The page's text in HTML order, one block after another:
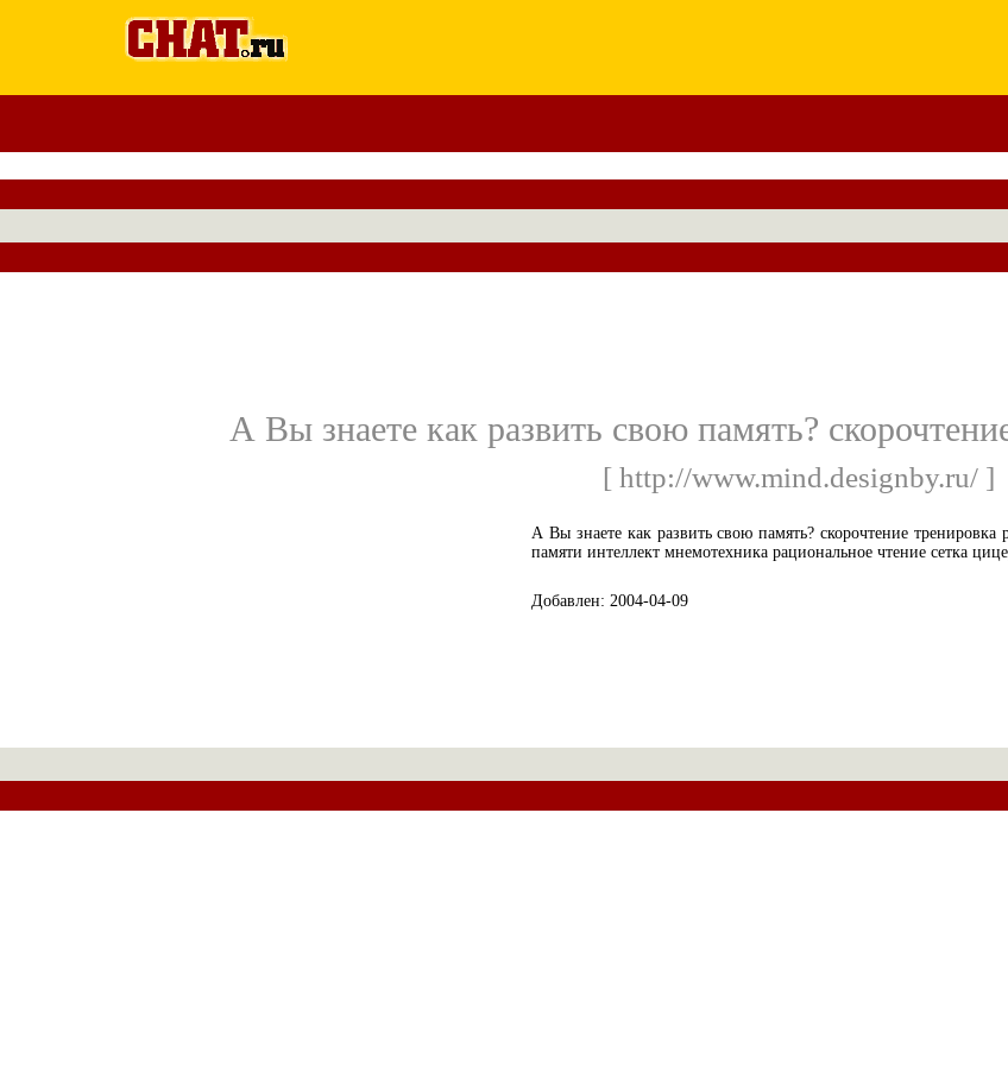
А Вы знаете как развить свою память?
[ http://www.mind.designby.ru/ ]
А Вы знаете как развить свою память? скорочтение тренировка
памяти интеллект мнемотехника рациональное чтение сетка
Добавлен: 2004-04-09